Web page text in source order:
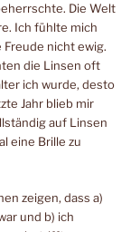
Die Welt
Ich fühlte mich
nicht ewig.
die Linsen oft
ich wurde, desto
Jahr blieb mir
auf Linsen
eine Brille zu
zeigen, dass a)
und b) ich